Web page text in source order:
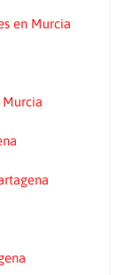
en Murcia